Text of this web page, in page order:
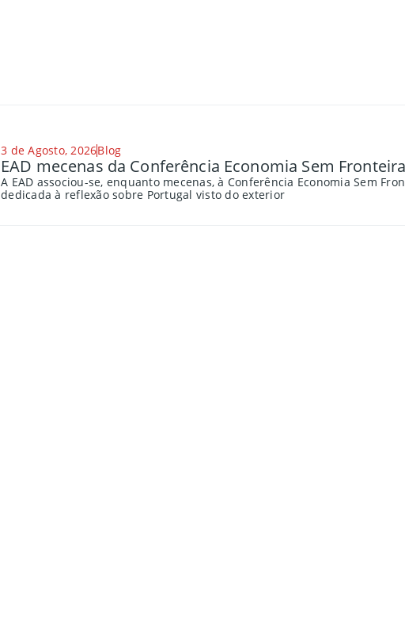
3 de Agosto, 2026Blog
EAD mecenas da Conferência Economia Sem
A EAD associou-se, enquanto mecenas, à Conferência Economia Sem
dedicada à reflexão sobre Portugal visto do exterior